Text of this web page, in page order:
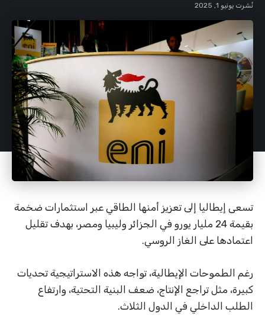
نُشرت يونيو 1, 2025
تسعى إيطاليا إلى تعزيز أمنها الطاقي عبر استثمارات ضخمة
بقيمة 24 مليار يورو في الجزائر وليبيا ومصر، بهدف تقليل
اعتمادها على الغاز الروسي.
رغم الطموحات الإيطالية، تواجه هذه الاستراتيجية تحديات
كبيرة، مثل تراجع الإنتاج، ضعف البنية التحتية، وارتفاع
الطلب الداخلي في الدول الثلاث.